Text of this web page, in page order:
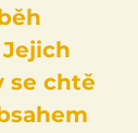
se chtě